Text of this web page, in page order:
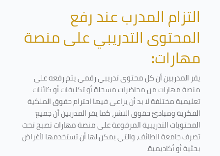
التزام المدرب عند رفع
المحتوى التدريبي على منصة
مهارات:
يقر المدربين أن كل محتوى تدريبي رقمي يتم رفعه على
منصة مهارات من محاضرات مسجلة أو تكليفات أو كائنات
تعليمية مختلفة لا بد أن يراعى فيها احترام حقوق الملكية
الفكرية ومبادئ حقوق النشر، كما يقر المدربين أن جميع
المحتويات التدريبية المرفوعة على منصة مهارات تصبح تحت
تصرف جامعة الطائف، والتي يمكن لها أن تستخدمها لأغراض
بحثية أو أكاديمية.